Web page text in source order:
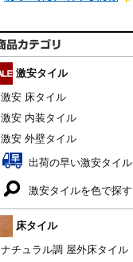
激安タイル
激安 床タイル
激安 内装タイル
激安 外壁タイル
出荷の早い激安タイル
激安タイルを色で探す
床タイル
ナチュラル調 屋外床タイル